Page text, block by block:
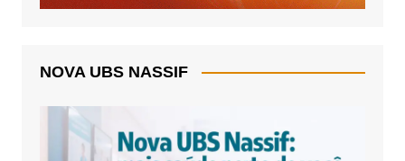
NOVA UBS NASSIF